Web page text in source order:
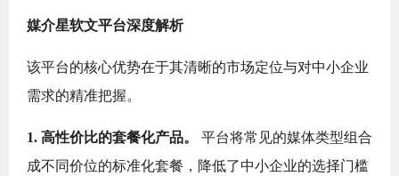
媒介星软文平台深度解析
该平台的核心优势在于其清晰的市场定位与对中小企业
需求的精准把握。
1. 高性价比的套餐化产品。
平台将常见的媒体类型组合
成不同价位的标准化套餐，降低了中小企业的选择门槛